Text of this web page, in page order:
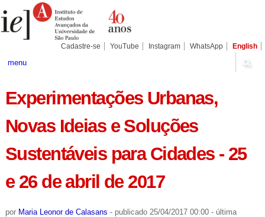
para
conteúdo.
Pessoais
Cadastre-se YouTube Instagram WhatsApp English
menu
Experimentações Urbanas,
Novas Ideias e Soluções
Sustentáveis para Cidades - 25
e 26 de abril de 2017
por Maria Leonor de Calasans - publicado25/04/2017 00:00 - última